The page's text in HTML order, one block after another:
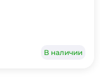
В наличии